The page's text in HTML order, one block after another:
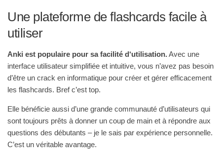
Une plateforme de flashcards facile à
utiliser
Anki est populaire pour sa facilité d‘utilisation.Avec une
interface utilisateur simplifiée et intuitive, vous n’avez pas besoin
d’être un crack en informatique pour créer et gérer efficacement
les flashcards. Bref c’est top.
Elle bénéficie aussi d’une grande communauté d’utilisateurs qui
sont toujours prêts à donner un coup de main et à répondre aux
questions des débutants – je le sais par expérience personnelle.
C’est un véritable avantage.